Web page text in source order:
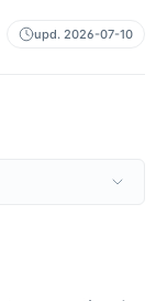
upd. 2026-07-10